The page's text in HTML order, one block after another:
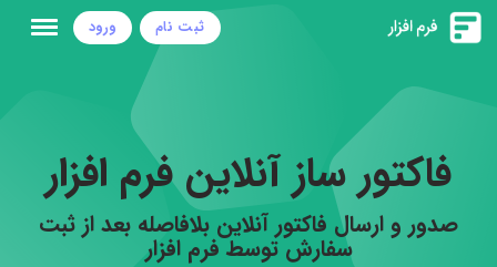
ثبت نام ورود
فاکتور ساز آنلاین فرم افزار
صدور و ارسال فاکتور آنلاین بلافاصله بعد از ثبت
سفارش توسط فرم افزار